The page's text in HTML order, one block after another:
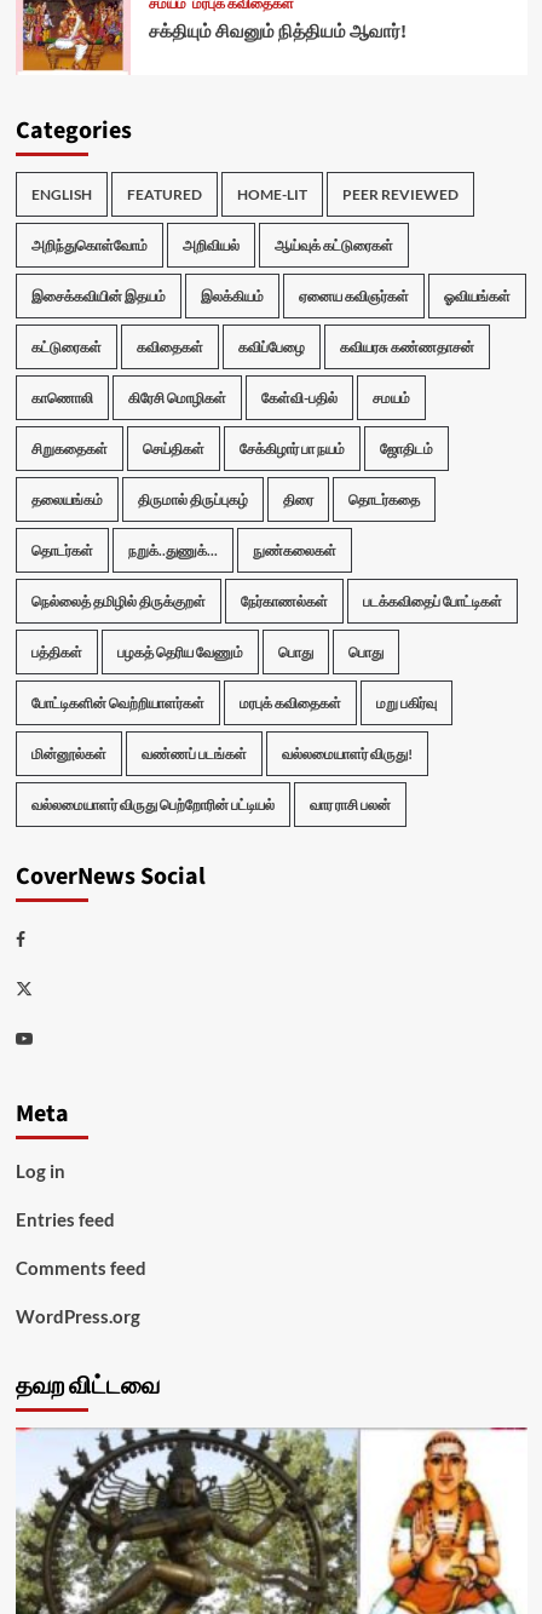
சமயம் மரபுக் கவிதைகள்
சக்தியும் சிவனும் நித்தியம் ஆவார்!
Categories
ENGLISH FEATURED HOME-LIT PEER REVIEWED
அறிந்துகொள்வோம் அறிவியல் ஆய்வுக் கட்டுரைகள்
இசைக்கவியின் இதயம் இலக்கியம் ஏனைய கவிஞர்கள் ஓவியங்கள்
கட்டுரைகள் கவிதைகள் கவிப்பேழை கவியரசு கண்ணதாசன்
காணொலி கிரேசி மொழிகள் கேள்வி-பதில் சமயம்
சிறுகதைகள் செய்திகள் சேக்கிழார் பா நயம் ஜோதிடம்
தலையங்கம் திருமால் திருப்புகழ் திரை தொடர்கதை
தொடர்கள் நறுக்..துணுக்... நுண்கலைகள்
நெல்லைத் தமிழில் திருக்குறள் நேர்காணல்கள் படக்கவிதைப் போட்டிகள்
பத்திகள் பழகத் தெரிய வேணும் பொது பொது
போட்டிகளின் வெற்றியாளர்கள் மரபுக் கவிதைகள் மறு பகிர்வு
மின்னூல்கள் வண்ணப் படங்கள் வல்லமையாளர் விருது!
வல்லமையாளர் விருது பெற்றோரின் பட்டியல் வார ராசி பலன்
CoverNews Social
Facebook
Twitter
Youtube
Meta
Log in
Entries feed
Comments feed
WordPress.org
தவற விட்டவை